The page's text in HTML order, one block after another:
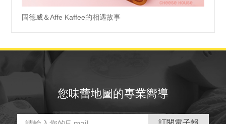
固德威＆Affe Kaffee的相遇故事
您味蕾地圖的專業嚮導